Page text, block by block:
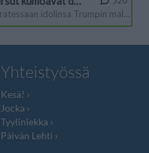
Yhteistyössä
Kesä!
Jocka
Tyyliniekka
Päivän Lehti